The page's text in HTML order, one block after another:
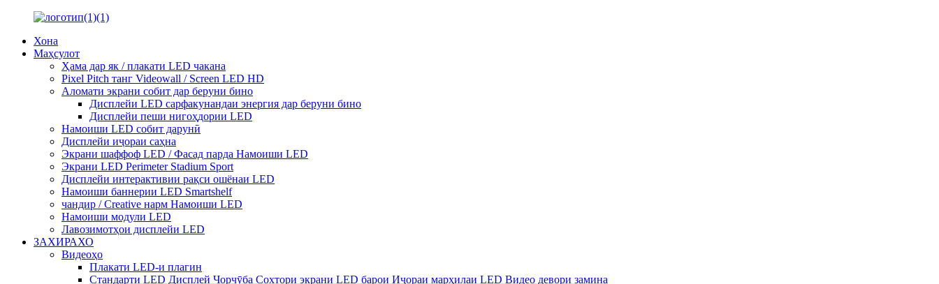
Хона
Маҳсулот
Ҳама дар як / плакати LED чакана
Pixel Pitch танг Videowall / Screen LED HD
Аломати экрани собит дар беруни бино
Дисплейи LED сарфакунандаи энергия дар беруни бино
Дисплейи пеши нигоҳдории LED
Намоиши LED собит дарунӣ
Дисплейи иҷораи саҳна
Экрани шаффоф LED / Фасад парда Намоиши LED
Экрани LED Perimeter Stadium Sport
Дисплейи интерактивии рақси ошёнаи LED
Намоиши баннерии LED Smartshelf
чандир / Creative нарм Намоиши LED
Намоиши модули LED
Лавозимотҳои дисплейи LED
ЗАХИРАХО
Видеоҳо
Плакати LED-и плагин
Стандарти LED Дисплей Чорчӯба Сохтори экрани LED барои Иҷораи марҳилаи LED Видео девори замина